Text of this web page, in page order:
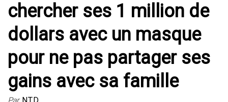
chercher ses 1 million de
dollars avec un masque
pour ne pas partager ses
gains avec sa famille